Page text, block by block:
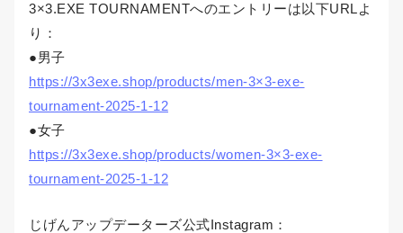
3×3.EXE TOURNAMENTへのエントリーは以下URLよ
り：
●男子
https://3x3exe.shop/products/men-3×3-exe-
tournament-2025-1-12
●女子
https://3x3exe.shop/products/women-3×3-exe-
tournament-2025-1-12
じげんアップデーターズ公式Instagram：